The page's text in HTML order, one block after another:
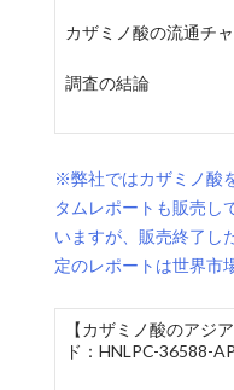
カザミノ酸の流通チ
調査の結論
※弊社ではカザミノ酸
タムレポートも販売し
いますが、販売終了し
定のレポートは世界市
【カザミノ酸のアジ
ド：HNLPC-36588-AP